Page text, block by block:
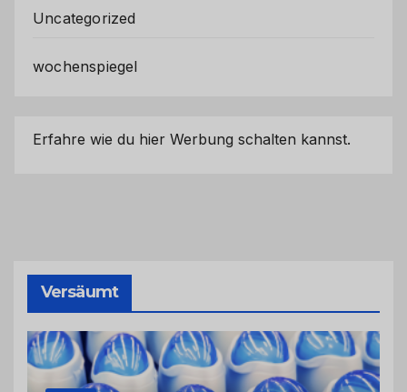
Uncategorized
wochenspiegel
Erfahre wie du hier Werbung schalten kannst.
Versäumt